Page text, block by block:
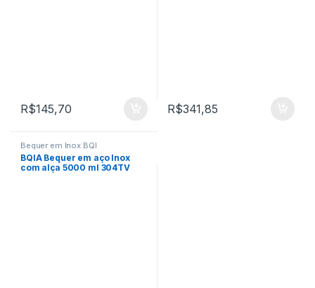
R$145,70 R$341,85
Bequer em Inox BQI
BQIA Bequer em aço Inox
com alça 5000 ml 304TV